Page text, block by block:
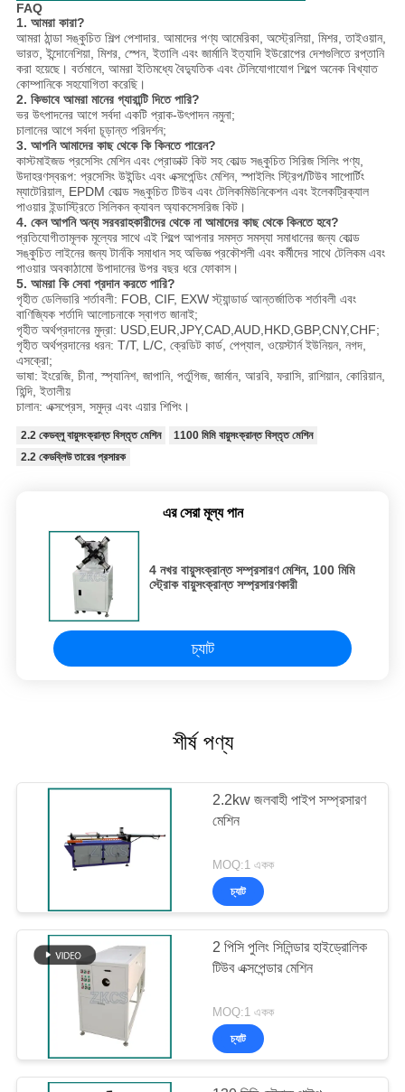
FAQ
1. আমরা কারা?
আমরা ঠান্ডা সঙ্কুচিত শিল্প পেশাদার. আমাদের পণ্য আমেরিকা, অস্ট্রেলিয়া, মিশর, তাইওয়ান,
ভারত, ইন্দোনেশিয়া, মিশর, স্পেন, ইতালি এবং জার্মানি ইত্যাদি ইউরোপের দেশগুলিতে রপ্তানি
করা হয়েছে। বর্তমানে, আমরা ইতিমধ্যে বৈদ্যুতিক এবং টেলিযোগাযোগ শিল্পে অনেক বিখ্যাত
কোম্পানিকে সহযোগিতা করেছি।
2. কিভাবে আমরা মানের গ্যারান্টি দিতে পারি?
ভর উৎপাদনের আগে সর্বদা একটি প্রাক-উৎপাদন নমুনা;
চালানের আগে সর্বদা চূড়ান্ত পরিদর্শন;
3. আপনি আমাদের কাছ থেকে কি কিনতে পারেন?
কাস্টমাইজড প্রসেসিং মেশিন এবং প্রোডাক্ট কিট সহ কোল্ড সঙ্কুচিত সিরিজ সিলিং পণ্য,
উদাহরণস্বরূপ: প্রসেসিং উইন্ডিং এবং এক্সপেন্ডিং মেশিন, স্পাইলিং স্ট্রিপ/টিউব সাপোর্টিং
ম্যাটেরিয়াল, EPDM কোল্ড সঙ্কুচিত টিউব এবং টেলিকমিউনিকেশন এবং ইলেকট্রিক্যাল
পাওয়ার ইন্ডাস্ট্রিতে সিলিকন ক্যাবল অ্যাকসেসরিজ কিট।
4. কেন আপনি অন্য সরবরাহকারীদের থেকে না আমাদের কাছ থেকে কিনতে হবে?
প্রতিযোগীতামূলক মূল্যের সাথে এই শিল্পে আপনার সমস্ত সমস্যা সমাধানের জন্য কোল্ড
সঙ্কুচিত লাইনের জন্য টার্নকি সমাধান সহ অভিজ্ঞ প্রকৌশলী এবং কর্মীদের সাথে টেলিকম এবং
পাওয়ার অবকাঠামো উপাদানের উপর বছর ধরে ফোকাস।
5. আমরা কি সেবা প্রদান করতে পারি?
গৃহীত ডেলিভারি শর্তাবলী: FOB, CIF, EXW স্ট্যান্ডার্ড আন্তর্জাতিক শর্তাবলী এবং
বাণিজ্যিক শর্তাদি আলোচনাকে স্বাগত জানাই;
গৃহীত অর্থপ্রদানের মুদ্রা: USD,EUR,JPY,CAD,AUD,HKD,GBP,CNY,CHF;
গৃহীত অর্থপ্রদানের ধরন: T/T, L/C, ক্রেডিট কার্ড, পেপ্যাল, ওয়েস্টার্ন ইউনিয়ন, নগদ,
এসক্রো;
ভাষা: ইংরেজি, চীনা, স্প্যানিশ, জাপানি, পর্তুগিজ, জার্মান, আরবি, ফরাসি, রাশিয়ান, কোরিয়ান,
হিন্দি, ইতালীয়
চালান: এক্সপ্রেস, সমুদ্র এবং এয়ার শিপিং।
2.2 কেডব্লু বায়ুসংক্রান্ত বিস্তৃত মেশিন
1100 মিমি বায়ুসংক্রান্ত বিস্তৃত মেশিন
2.2 কেডব্লিউ তারের প্রসারক
এর সেরা মূল্য পান
4 নখর বায়ুসংক্রান্ত সম্প্রসারণ মেশিন, 100 মিমি
স্ট্রোক বায়ুসংক্রান্ত সম্প্রসারণকারী
চ্যাট
শীর্ষ পণ্য
2.2kw জলবাহী পাইপ সম্প্রসারণ
মেশিন
MOQ:1 একক
চ্যাট
2 পিসি পুলিং সিলিন্ডার হাইড্রোলিক
টিউব এক্সপেন্ডার মেশিন
MOQ:1 একক
চ্যাট